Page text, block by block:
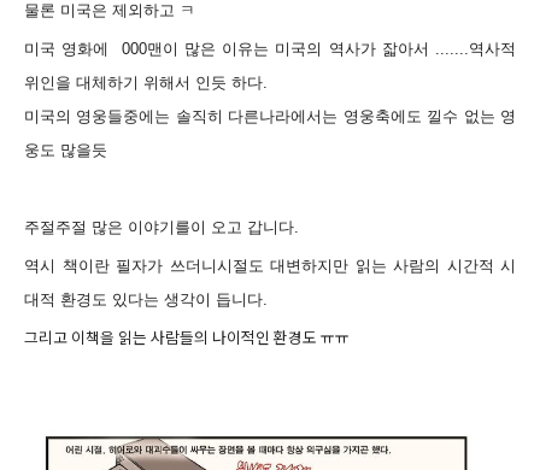
물론 미국은 제외하고 ㅋ
미국 영화에 000맨이 많은 이유는 미국의 역사가 잛아서 .......역사적
위인을 대체하기 위해서 인듯 하다.
미국의 영웅들중에는 솔직히 다른나라에서는 영웅축에도 낄수 없는 영
웅도 많을듯
주절주절 많은 이야기를이 오고 갑니다.
역시 책이란 필자가 쓰더니시절도 대변하지만 읽는 사람의 시간적 시
대적 환경도 있다는 생각이 듭니다.
그리고 이책을 읽는 사람들의 나이적인 환경도 ㅠㅠ